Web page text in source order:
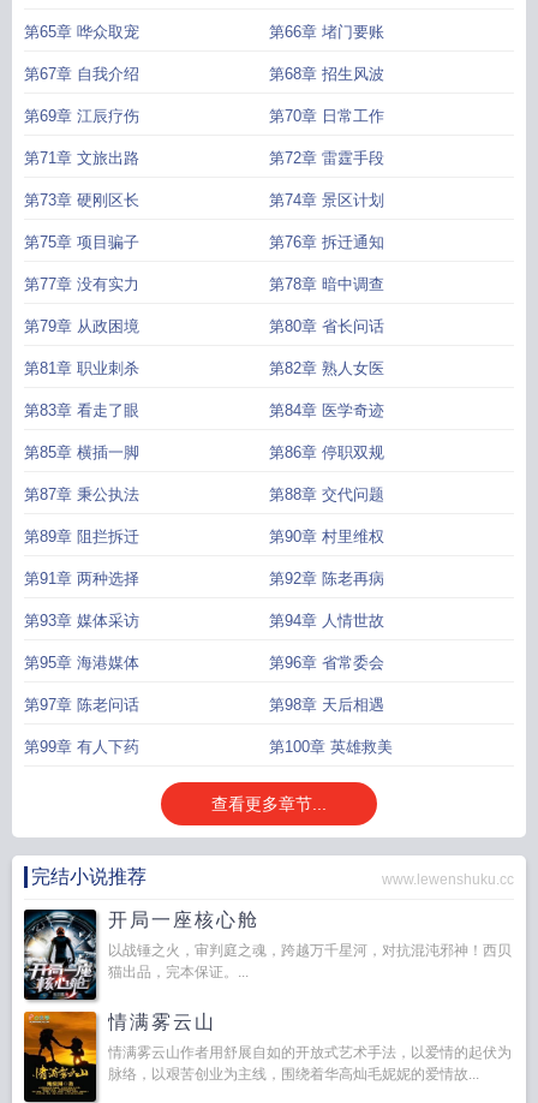
第65章 哗众取宠 第66章 堵门要账
第67章 自我介绍 第68章 招生风波
第69章 江辰疗伤 第70章 日常工作
第71章 文旅出路 第72章 雷霆手段
第73章 硬刚区长 第74章 景区计划
第75章 项目骗子 第76章 拆迁通知
第77章 没有实力 第78章 暗中调查
第79章 从政困境 第80章 省长问话
第81章 职业刺杀 第82章 熟人女医
第83章 看走了眼 第84章 医学奇迹
第85章 横插一脚 第86章 停职双规
第87章 秉公执法 第88章 交代问题
第89章 阻拦拆迁 第90章 村里维权
第91章 两种选择 第92章 陈老再病
第93章 媒体采访 第94章 人情世故
第95章 海港媒体 第96章 省常委会
第97章 陈老问话 第98章 天后相遇
第99章 有人下药 第100章 英雄救美
查看更多章节...
完结小说推荐 www.lewenshuku.cc
开局一座核心舱
以战锤之火，审判庭之魂，跨越万千星河，对抗混沌邪神！西贝
猫出品，完本保证。...
情满雾云山
情满雾云山作者用舒展自如的开放式艺术手法，以爱情的起伏为
脉络，以艰苦创业为主线，围绕着华高灿毛妮妮的爱情故...